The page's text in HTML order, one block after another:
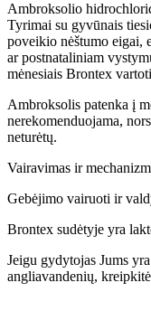
Ambroksolio
Tyrimai su gyvūnais
poveikio nėštumo eigai,
ar postnataliniam
mėnesiais Brontex
Ambroksolis patenka į
nerekomenduojama,
neturėtų.
Vairavimas ir
Gebėjimo vairuoti ir
Brontex sudėtyje yra
Jeigu gydytojas Jums
angliavandenių,